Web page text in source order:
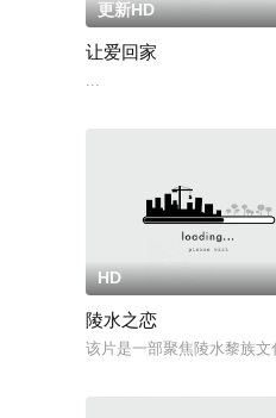
更新HD
让爱回家
HD
陵水之恋
该片是一部聚焦陵水黎族文